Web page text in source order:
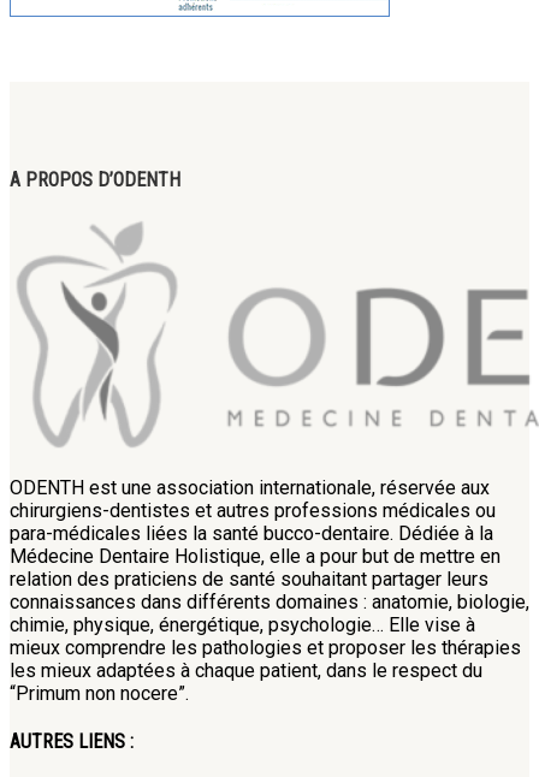
A PROPOS D’ODENTH
ODENTH est une association internationale, réservée aux
chirurgiens-dentistes et autres professions médicales ou
para-médicales liées la santé bucco-dentaire. Dédiée à la
Médecine Dentaire Holistique, elle a pour but de mettre en
relation des praticiens de santé souhaitant partager leurs
connaissances dans différents domaines : anatomie, biologie,
chimie, physique, énergétique, psychologie… Elle vise à
mieux comprendre les pathologies et proposer les thérapies
les mieux adaptées à chaque patient, dans le respect du
“Primum non nocere”.
AUTRES LIENS :